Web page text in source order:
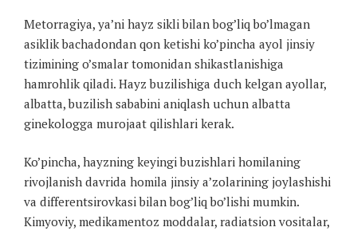
Metorragiya, ya’ni hayz sikli bilan bog’liq bo’lmagan
asiklik bachadondan qon ketishi ko’pincha ayol jinsiy
tizimining o’smalar tomonidan shikastlanishiga
hamrohlik qiladi. Hayz buzilishiga duch kelgan ayollar,
albatta, buzilish sababini aniqlash uchun albatta
ginekologga murojaat qilishlari kerak.
Ko’pincha, hayzning keyingi buzishlari homilaning
rivojlanish davrida homila jinsiy a’zolarining joylashishi
va differentsirovkasi bilan bog’liq bo’lishi mumkin.
Kimyoviy, medikamentoz moddalar, radiatsion vositalar,